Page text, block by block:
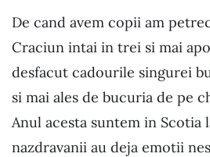
De cand avem copii am
Craciun intai in trei si mai
desfacut cadourile singurei
si mai ales de bucuria de pe
Anul acesta suntem in Scotia
nazdravanii au deja emotii